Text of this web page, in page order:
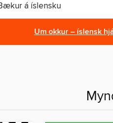
á íslensku
Um okkur – íslensk